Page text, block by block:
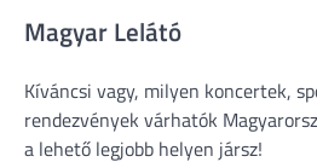
Magyar Lelátó
Kíváncsi vagy, milyen koncertek,
rendezvények várhatók
a lehető legjobb helyen jársz!